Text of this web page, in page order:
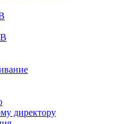
директору